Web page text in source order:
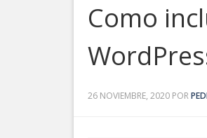
Como
26 NOVIEMBRE, 2020 POR